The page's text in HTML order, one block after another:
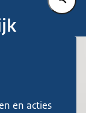
en acties